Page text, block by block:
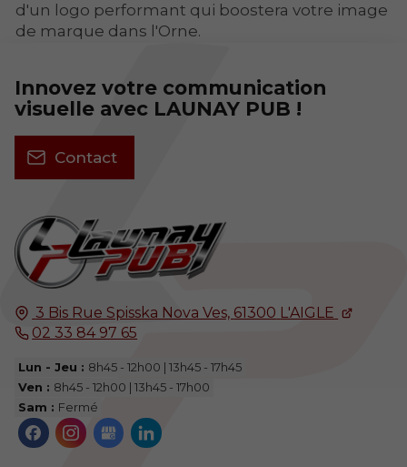
d'un logo performant qui boostera votre image
de marque dans l'Orne.
3 Bis Rue Spisska Nova Ves, 61300 L'AIGLE
02 33 84 97 65
Lun - Jeu : 8h45 - 12h00 | 13h45 - 17h45
Ven : 8h45 - 12h00 | 13h45 - 17h00
Sam : Fermé
Innovez votre communication
visuelle avec LAUNAY PUB !
Contact